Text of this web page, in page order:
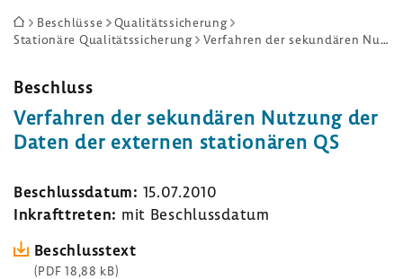
Sie
sind
Beschlüsse
Qualitätssicherung
Stationäre Qualitätssicherung
Verfahren der sekundären Nutzung der Daten der externen stationären QS
Beschluss
Verfahren der sekun­dären Nutzung der
Daten der externen statio­nären QS
Beschluss­datum: 15.07.2010
Inkraft­treten: mit Beschluss­datum
Beschluss­text
(PDF 18,88 kB)